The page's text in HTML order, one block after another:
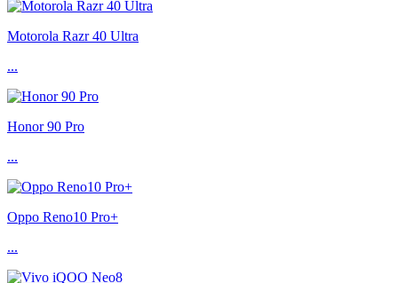
Motorola Razr 40 Ultra
...
Honor 90 Pro
...
Oppo Reno10 Pro+
...